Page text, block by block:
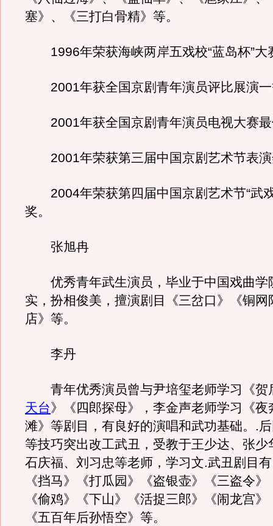
塞》、《三打白骨精》等。
1996年荣获海峡两岸五戏校“蓝岛杯”大
2001年获全国京剧青年演员评比展演一
2001年获全国京剧青年演员电视大赛最
2001年荣获第三届中国京剧艺术节表演
2004年荣获第四届中国京剧艺术节“武
奖。
张旭冉
优秀青年武生演员，毕业于中国戏曲学
实，扮相俊美，擅演剧目《三岔口》《铜网
店》等。
李丹
青年优秀演员曾与尹培玺老师学习《贺
天台》《四郎探母》，李金声老师学习《夜
滩》等剧目，有良好的演唱和武功基础。.
等技巧突出改工武丑，受教于王少达、张少
石庆福、刘习忠等老师，学习文.武丑剧目
《挡马》《打瓜园》《盗银壶》《三盗令
《偷鸡》《下山》《活捉三郎》《闹龙宫
《五百年后孙悟空》等。